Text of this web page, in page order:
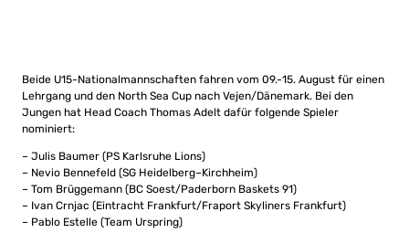
Beide U15-Nationalmannschaften fahren vom 09.-15. August für einen
Lehrgang und den North Sea Cup nach Vejen/Dänemark. Bei den
Jungen hat Head Coach Thomas Adelt dafür folgende Spieler
nominiert:
– Julis Baumer (PS Karlsruhe Lions)
– Nevio Bennefeld (SG Heidelberg–Kirchheim)
– Tom Brüggemann (BC Soest/Paderborn Baskets 91)
– Ivan Crnjac (Eintracht Frankfurt/Fraport Skyliners Frankfurt)
– Pablo Estelle (Team Urspring)